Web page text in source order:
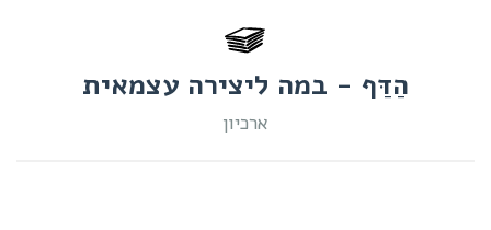
הַדַּף - במה ליצירה עצמאית
ארכיון